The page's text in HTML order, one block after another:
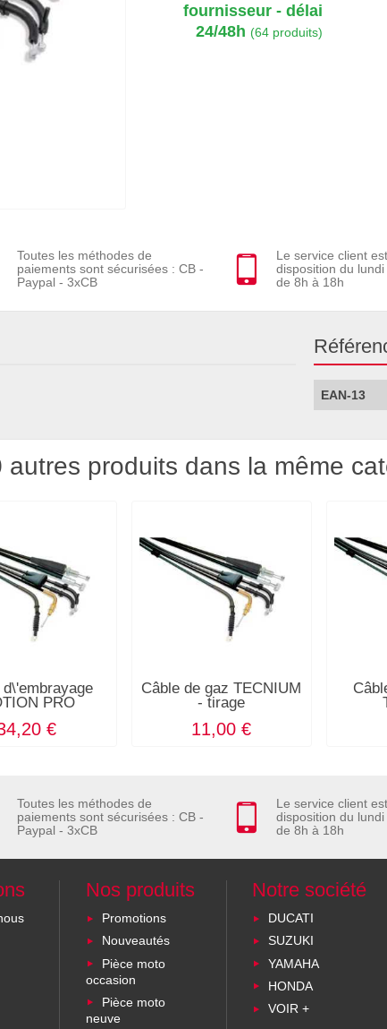
fournisseur - délai
24/48h (64 produits)
Toutes les méthodes de
paiements sont sécurisées : CB -
Paypal - 3xCB
Le service client
disposition du
de 8h à 18h
EAN-13
autres produits dans la même
d\'embrayage
PRO
€
Câble de gaz TECNIUM
- tirage
11,00 €
Toutes les méthodes de
paiements sont sécurisées : CB -
Paypal - 3xCB
Le service client
disposition du
de 8h à 18h
Nos produits
Promotions
Nouveautés
Pièce moto
occasion
Pièce moto
neuve
Notre société
DUCATI
SUZUKI
YAMAHA
HONDA
VOIR +